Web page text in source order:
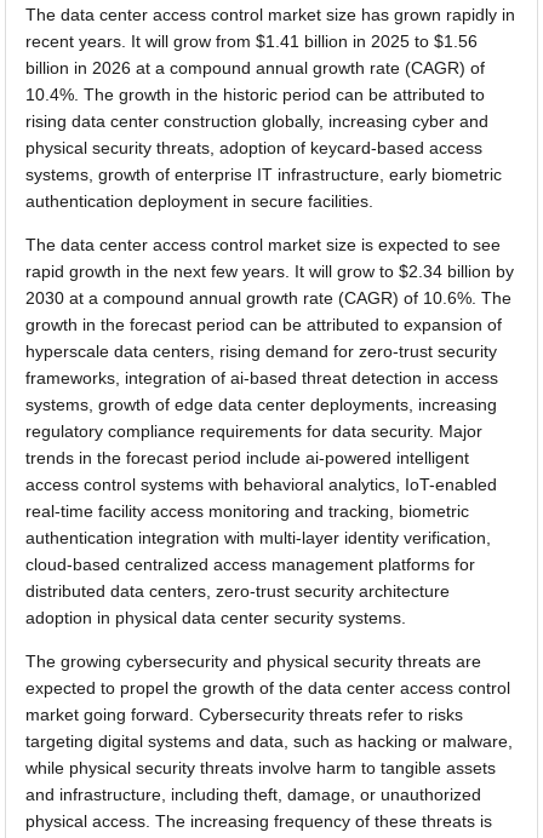
The data center access control market size has grown rapidly in
recent years. It will grow from $1.41 billion in 2025 to $1.56
billion in 2026 at a compound annual growth rate (CAGR) of
10.4%. The growth in the historic period can be attributed to
rising data center construction globally, increasing cyber and
physical security threats, adoption of keycard-based access
systems, growth of enterprise IT infrastructure, early biometric
authentication deployment in secure facilities.
The data center access control market size is expected to see
rapid growth in the next few years. It will grow to $2.34 billion by
2030 at a compound annual growth rate (CAGR) of 10.6%. The
growth in the forecast period can be attributed to expansion of
hyperscale data centers, rising demand for zero-trust security
frameworks, integration of ai-based threat detection in access
systems, growth of edge data center deployments, increasing
regulatory compliance requirements for data security. Major
trends in the forecast period include ai-powered intelligent
access control systems with behavioral analytics, IoT-enabled
real-time facility access monitoring and tracking, biometric
authentication integration with multi-layer identity verification,
cloud-based centralized access management platforms for
distributed data centers, zero-trust security architecture
adoption in physical data center security systems.
The growing cybersecurity and physical security threats are
expected to propel the growth of the data center access control
market going forward. Cybersecurity threats refer to risks
targeting digital systems and data, such as hacking or malware,
while physical security threats involve harm to tangible assets
and infrastructure, including theft, damage, or unauthorized
physical access. The increasing frequency of these threats is